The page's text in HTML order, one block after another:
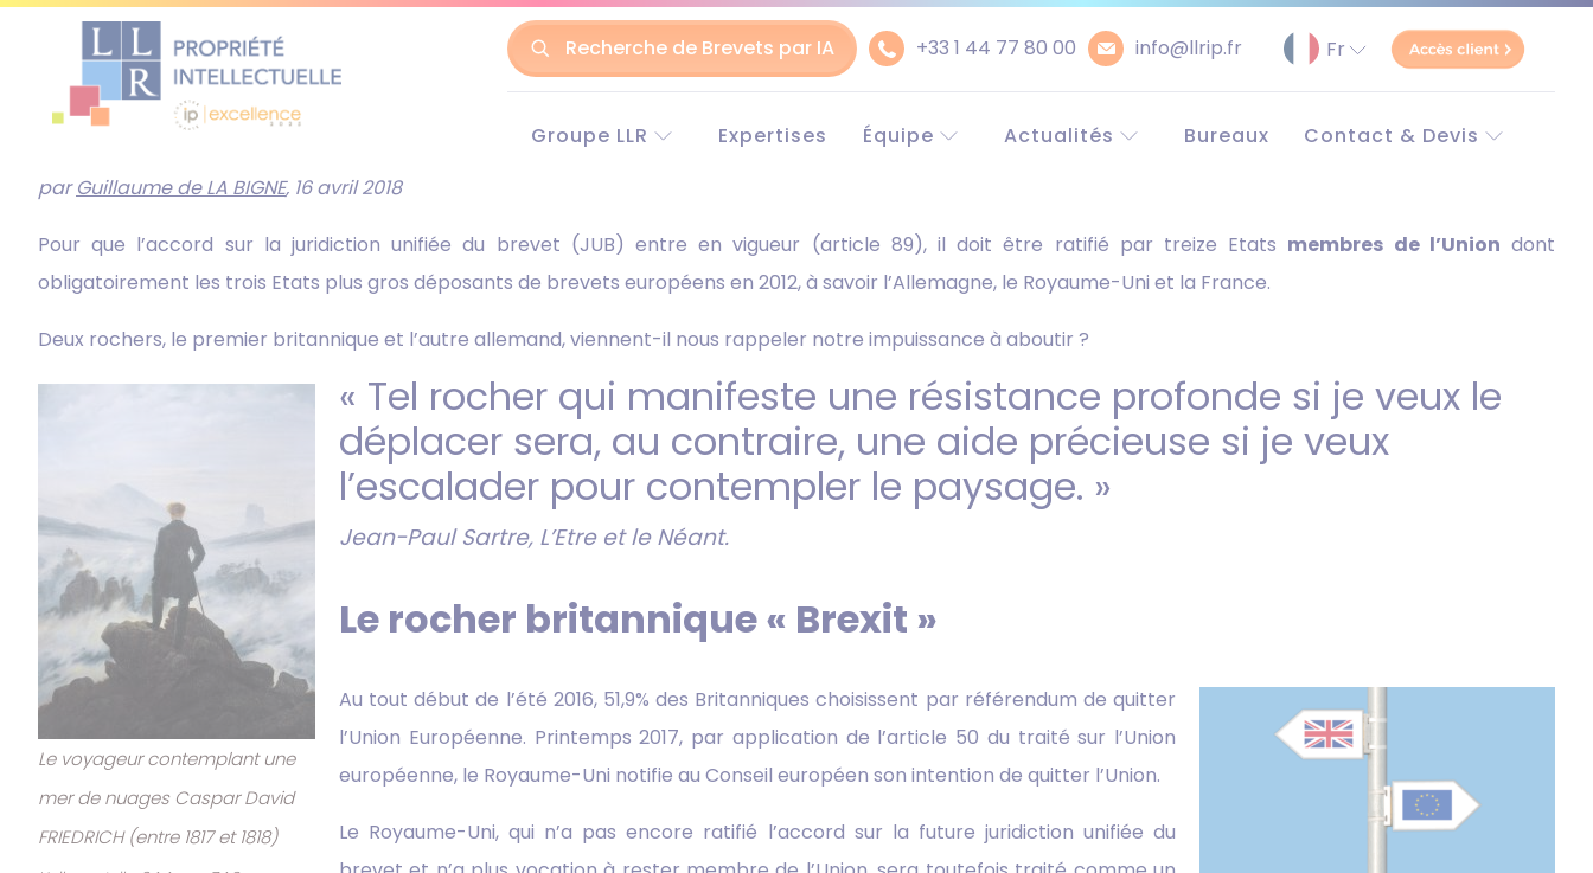
Recherche de Brevets par IA +33 1 44 77 80 00 info@llrip.fr
AllerGroupe LLR
Conseil en propriété
industrielle
RSE (Responsabilité
Entreprises)
Pourquoi choisir LLR ?
Expertises
Équipe
Partenaires
Recrutement
Actualités
Bureaux
Contact & Devis
Simulateur Brevet
parGuillaume de LA BIGNE, 16 avril 2018
Pour que l’accord sur la juridiction unifiée du brevet (JUB) entre en vigueur (article 89), il doit être ratifié par treize Etats membres de l’Union dont
obligatoirement les trois Etats plus gros déposants de brevets européens en 2012, à savoir l’Allemagne, le Royaume-Uni et la France.
Deux rochers, le premier britannique et l’autre allemand, viennent-il nous rappeler notre impuissance à aboutir ?
Le voyageur contemplant une
mer de nuages Caspar David
FRIEDRICH (entre 1817 et 1818)
« Tel rocher qui manifeste une résistance profonde si je veux le
déplacer sera, au contraire, une aide précieuse si je veux
l’escalader pour contempler le paysage. »
Jean-Paul Sartre, L’Etre et le Néant.
Le rocher britannique « Brexit »
Au tout début de l’été 2016, 51,9% des Britanniques choisissent par référendum de quitter
l’Union Européenne. Printemps 2017, par application de l’article 50 du traité sur l’Union
européenne, le Royaume-Uni notifie au Conseil européen son intention de quitter l’Union.
Le Royaume-Uni, qui n’a pas encore ratifié l’accord sur la future juridiction unifiée du